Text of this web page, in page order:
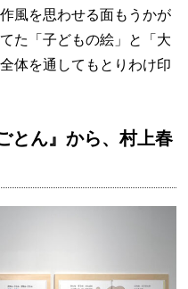
風を思わせる面もうかが
た「子どもの絵」と「大
体を通してもとりわけ印
とん』から、村上春